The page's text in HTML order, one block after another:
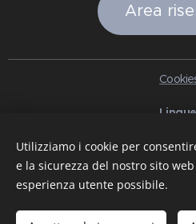
Area
Lingue
Français
Deutsch Русский
中文（简体）
한국어 日本語
Dansk
Eesti keel Latviešu Valoda
Utilizziamo i cookie per
e la sicurezza del nostro sito
esperienza utente possibile.